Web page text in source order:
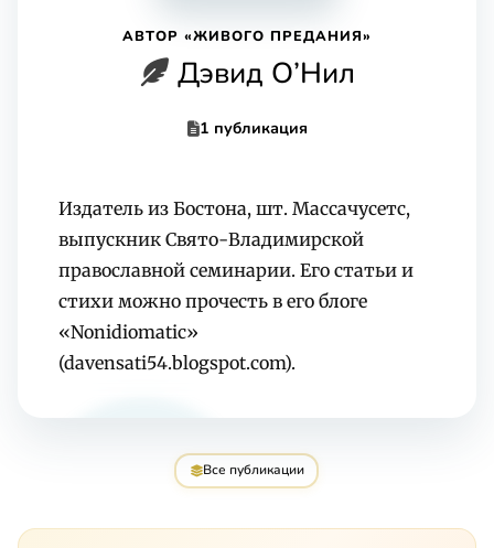
АВТОР «ЖИВОГО ПРЕДАНИЯ»
Дэвид О’Нил
1 публикация
Издатель из Бостона, шт. Массачусетс,
выпускник Свято-Владимирской
православной семинарии. Его статьи и
стихи можно прочесть в его блоге
«Nonidiomatic»
(davensati54.blogspot.com).
Все публикации